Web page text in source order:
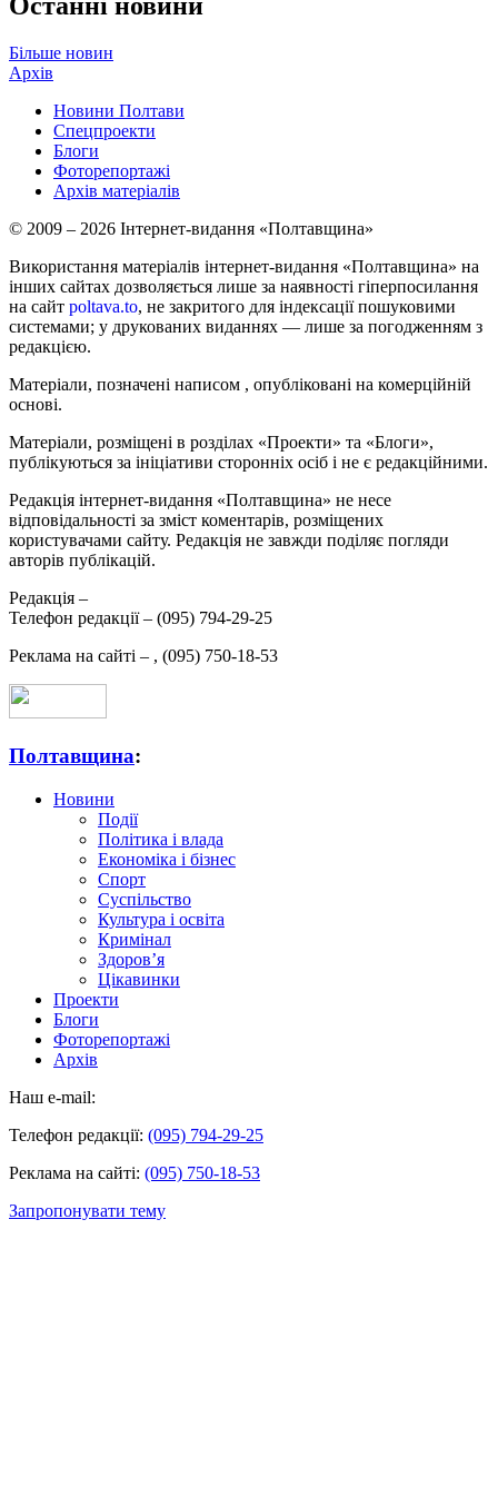
Більше новин
Архів
Новини Полтави
Спецпроекти
Блоги
Фоторепортажі
Архів матеріалів
© 2009 – 2026 Інтернет-видання «Полтавщина»
Використання матеріалів інтернет-видання «Полтавщина» на
інших сайтах дозволяється лише за наявності гіперпосилання
на сайт poltava.to, не закритого для індексації пошуковими
системами; у друкованих виданнях — лише за погодженням з
редакцією.
Матеріали, позначені написом , опубліковані на комерційній
основі.
Матеріали, розміщені в розділах «Проекти» та «Блоги»,
публікуються за ініціативи сторонніх осіб і не є редакційними.
Редакція інтернет-видання «Полтавщина» не несе
відповідальності за зміст коментарів, розміщених
користувачами сайту. Редакція не завжди поділяє погляди
авторів публікацій.
Редакція –
Телефон редакції – (095) 794-29-25
Реклама на сайті – , (095) 750-18-53
Полтавщина:
Новини
Події
Політика і влада
Економіка і бізнес
Спорт
Суспільство
Культура і освіта
Кримінал
Здоров’я
Цікавинки
Проекти
Блоги
Фоторепортажі
Архів
Наш e-mail:
Телефон редакції: (095) 794-29-25
Реклама на сайті: (095) 750-18-53
Запропонувати тему